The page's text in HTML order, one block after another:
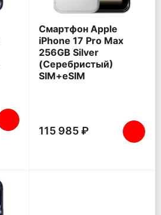
Смартфон Apple
iPhone 17 Pro Max
256GB Silver
(Серебристый)
SIM+eSIM
115 985 ₽